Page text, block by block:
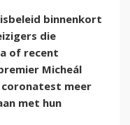
binnenkort
die
of recent
Micheál
meer
met hun